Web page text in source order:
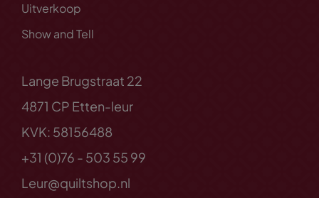
Uitverkoop
Show and Tell
Lange Brugstraat 22
4871 CP Etten-leur
KVK: 58156488
+31 (0)76 - 503 55 99
Leur@quiltshop.nl